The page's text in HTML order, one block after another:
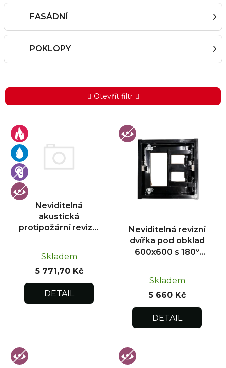
FASÁDNÍ
POKLOPY
Otevřít filtr
ý
p
s
p
Neviditelná
akustická
protipožární revizní
Skladem
5 771,70 Kč
DETAIL
Neviditelná revizní
dvířka pod obklad
600x600 s 180°
Skladem
5 660 Kč
DETAIL